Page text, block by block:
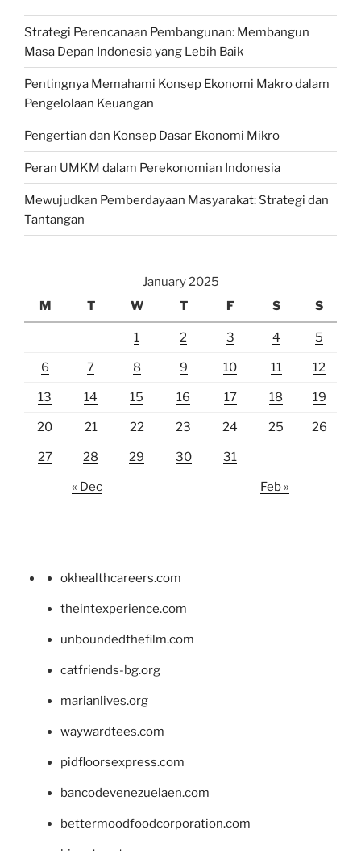
Strategi Perencanaan Pembangunan: Membangun
Masa Depan Indonesia yang Lebih Baik
Pentingnya Memahami Konsep Ekonomi Makro dalam
Pengelolaan Keuangan
Pengertian dan Konsep Dasar Ekonomi Mikro
Peran UMKM dalam Perekonomian Indonesia
Mewujudkan Pemberdayaan Masyarakat: Strategi dan
Tantangan
January 2025
M
T W T F S S
1 2 3 4 5
6 7 8 9 10 11 12
13 14 15 16 17 18 19
20 21 22 23 24 25 26
27 28 29 30 31
« Dec Feb »
okhealthcareers.com
theintexperience.com
unboundedthefilm.com
catfriends-bg.org
marianlives.org
waywardtees.com
pidfloorsexpress.com
bancodevenezuelaen.com
bettermoodfoodcorporation.com